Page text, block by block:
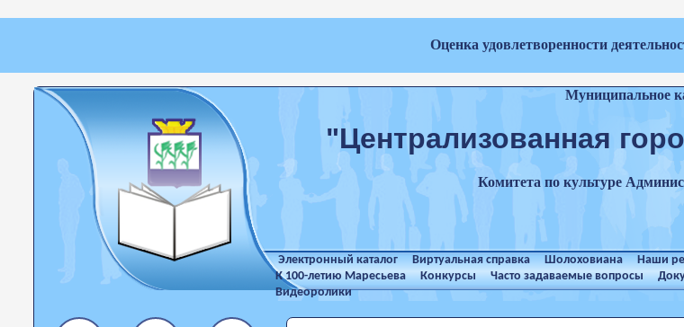
Оценка удовлетворенности
Муниципальное
"Централизованная
Комитета по культуре
Электронный каталог Виртуальная справка Шолоховиана Наши
К 100-летию Маресьева
Конкурсы Часто задаваемые вопросы
Видеоролики